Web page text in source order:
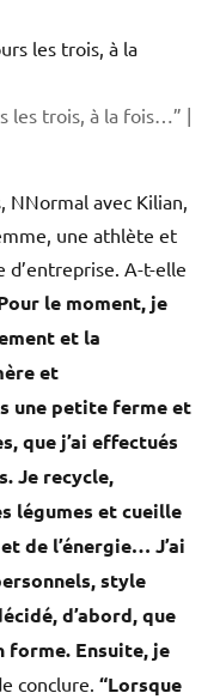
les trois, à la fois…” |
NNormal avec Kilian,
une athlète et
d’entreprise. A-t-elle
le moment, je
et la
et
une petite ferme et
que j’ai effectués
Je recycle,
légumes et cueille
de l’énergie… J’ai
style
d’abord, que
forme. Ensuite, je
conclure. “Lorsque